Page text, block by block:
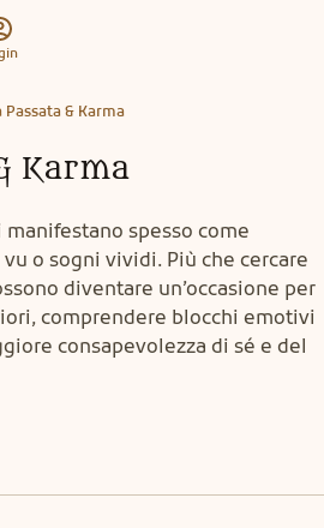
Passata & Karma
Karma
spesso come
o sogni vividi. Più che cercare
diventare un’occasione per
comprendere blocchi emotivi
consapevolezza di sé e del